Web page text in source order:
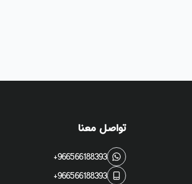
تواصل معنا
+966566188393
+966566188393